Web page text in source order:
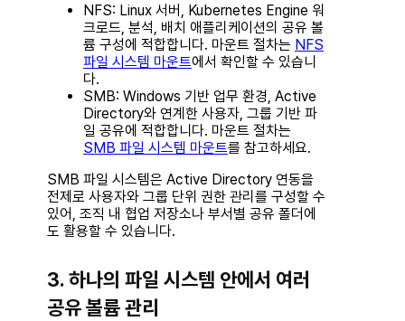
NFS: Linux 서버, Kubernetes Engine 워
크로드, 분석, 배치 애플리케이션의 공유 볼
륨 구성에 적합합니다. 마운트 절차는 NFS
파일 시스템 마운트에서 확인할 수 있습니
다.
SMB: Windows 기반 업무 환경, Active
Directory와 연계한 사용자, 그룹 기반 파
일 공유에 적합합니다. 마운트 절차는
SMB 파일 시스템 마운트를 참고하세요.
SMB 파일 시스템은 Active Directory 연동을
전제로 사용자와 그룹 단위 권한 관리를 구성할 수
있어, 조직 내 협업 저장소나 부서별 공유 폴더에
도 활용할 수 있습니다.
3. 하나의 파일 시스템 안에서 여러
공유 볼륨 관리